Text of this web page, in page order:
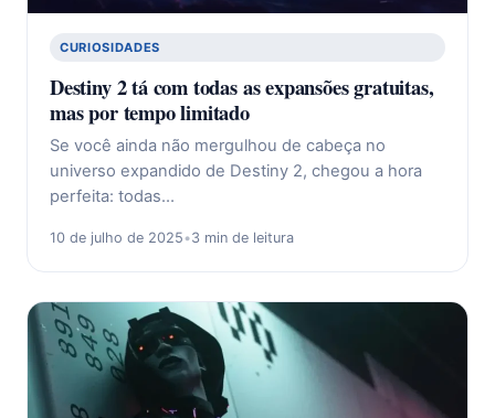
CURIOSIDADES
Destiny 2 tá com todas as expansões gratuitas,
mas por tempo limitado
Se você ainda não mergulhou de cabeça no
universo expandido de Destiny 2, chegou a hora
perfeita: todas…
10 de julho de 2025•3 min de leitura